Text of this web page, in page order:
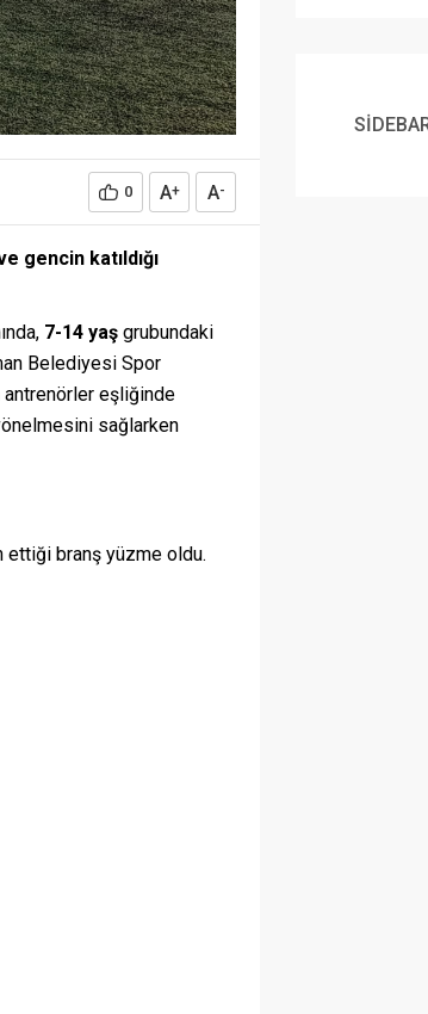
0 A+ A-
gencin katıldığı
7-14 yaş grubundaki
Belediyesi Spor
antrenörler eşliğinde
sağlarken
ettiği branş yüzme oldu.